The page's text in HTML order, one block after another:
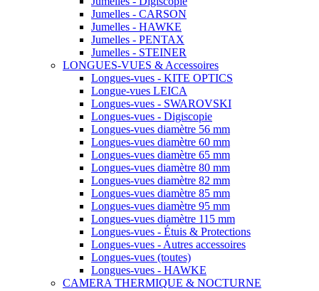
Jumelles - CARSON
Jumelles - HAWKE
Jumelles - PENTAX
Jumelles - STEINER
LONGUES-VUES & Accessoires
Longues-vues - KITE OPTICS
Longue-vues LEICA
Longues-vues - SWAROVSKI
Longues-vues - Digiscopie
Longues-vues diamètre 56 mm
Longues-vues diamètre 60 mm
Longues-vues diamètre 65 mm
Longues-vues diamètre 80 mm
Longues-vues diamètre 82 mm
Longues-vues diamètre 85 mm
Longues-vues diamètre 95 mm
Longues-vues diamètre 115 mm
Longues-vues - Étuis & Protections
Longues-vues - Autres accessoires
Longues-vues (toutes)
Longues-vues - HAWKE
CAMERA THERMIQUE & NOCTURNE